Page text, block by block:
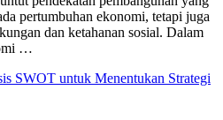
pertumbuhan ekonomi, tetapi juga
dan ketahanan sosial. Dalam
…